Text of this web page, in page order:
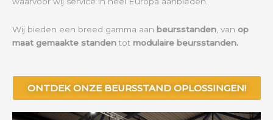
Wij bieden een breed gamma aan beursstanden , van op
maat gemaakte standen tot modulaire beursstanden.
ONTDEK ONZE BEURSSTAND OPLOSSINGEN!